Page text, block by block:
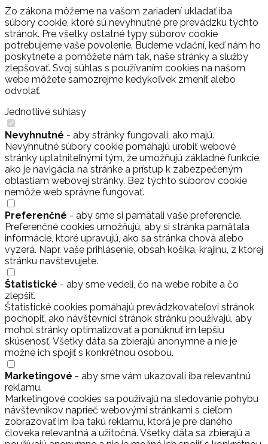
Zo zákona môžeme na vašom zariadení ukladať iba
súbory cookie, ktoré sú nevyhnutné pre prevádzku týchto
stránok. Pre všetky ostatné typy súborov cookie
potrebujeme vaše povolenie. Budeme vďační, keď nám ho
poskytnete a pomôžete nám tak, naše stránky a služby
zlepšovať. Svoj súhlas s používaním cookies na našom
webe môžete samozrejme kedykoľvek zmeniť alebo
odvolať.
Jednotlivé súhlasy
Nevyhnutné - aby stránky fungovali, ako majú.
Nevyhnutné súbory cookie pomáhajú urobiť webové
stránky uplatniteľnými tým, že umožňujú základné funkcie,
ako je navigácia na stránke a prístup k zabezpečeným
oblastiam webovej stránky. Bez týchto súborov cookie
nemôže web správne fungovať.
Preferenčné - aby sme si pamätali vaše preferencie.
Preferenčné cookies umožňujú, aby si stránka pamätala
informácie, ktoré upravujú, ako sa stránka chová alebo
vyzerá. Napr. vaše prihlásenie, obsah košíka, krajinu, z ktorej
stránku navštevujete.
Štatistické - aby sme vedeli, čo na webe robíte a čo
zlepšiť.
Štatistické cookies pomáhajú prevádzkovateľovi stránok
pochopiť, ako návštevníci stránok stránku používajú, aby
mohol stránky optimalizovať a ponúknuť im lepšiu
skúsenosť. Všetky dáta sa zbierajú anonymne a nie je
možné ich spojiť s konkrétnou osobou.
Marketingové - aby sme vám ukazovali iba relevantnú
reklamu.
Marketingové cookies sa používajú na sledovanie pohybu
návštevníkov naprieč webovými stránkami s cieľom
zobrazovať im iba takú reklamu, ktorá je pre daného
človeka relevantná a užitočná. Všetky dáta sa zbierajú a